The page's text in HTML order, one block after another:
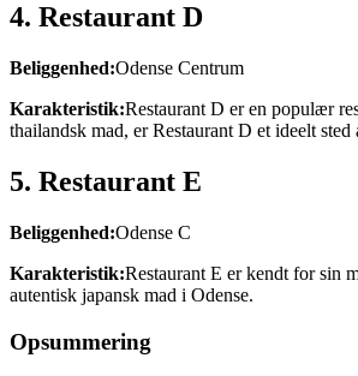
4. Restaurant D
Beliggenhed:Odense Centrum
Karakteristik:Restaurant D er en populær
thailandsk mad, er Restaurant D et ideelt sted
5. Restaurant E
Beliggenhed:Odense C
Karakteristik:Restaurant E er kendt for sin
autentisk japansk mad i Odense.
Opsummering